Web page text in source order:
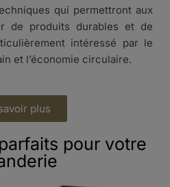
qui permettront aux
de produits durables et de
intéressé par le
et l’économie circulaire.
plus
pour votre